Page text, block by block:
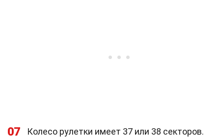
07
Колесо рулетки имеет 37 или 38 секторов.